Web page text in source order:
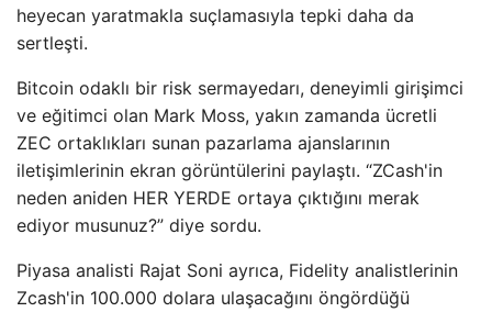
heyecan yaratmakla suçlamasıyla tepki daha da
sertleşti.
Bitcoin odaklı bir risk sermayedarı, deneyimli girişimci
ve eğitimci olan Mark Moss, yakın zamanda ücretli
ZEC ortaklıkları sunan pazarlama ajanslarının
iletişimlerinin ekran görüntülerini paylaştı. “ZCash'in
neden aniden HER YERDE ortaya çıktığını merak
ediyor musunuz?” diye sordu.
Piyasa analisti Rajat Soni ayrıca, Fidelity analistlerinin
Zcash'in 100.000 dolara ulaşacağını öngördüğü